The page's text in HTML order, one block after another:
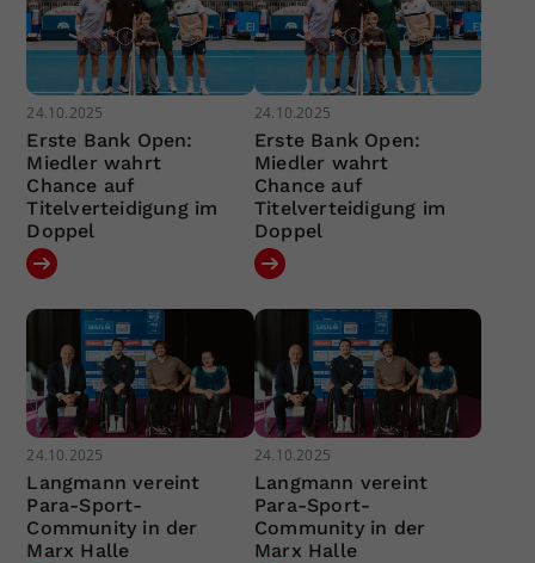
24.10.2025
Erste Bank Open:
Miedler wahrt
Chance auf
Titelverteidigung im
Doppel
24.10.2025
Erste Bank Open:
Miedler wahrt
Chance auf
Titelverteidigung im
Doppel
24.10.2025
Langmann vereint
Para-Sport-
Community in der
Marx Halle
24.10.2025
Langmann vereint
Para-Sport-
Community in der
Marx Halle